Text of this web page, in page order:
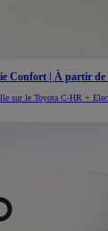
Confort | À partir de
sur le Toyota C-HR +